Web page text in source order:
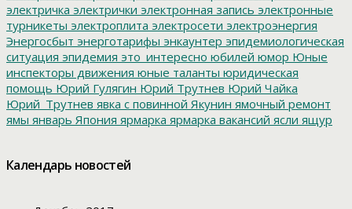
электричка электрички электронная запись электронные
турникеты электроплита электросети электроэнергия
Энергосбыт энерготарифы энкаунтер эпидемиологическая
ситуация эпидемия это_интересно юбилей юмор Юные
инспекторы движения юные таланты юридическая
помощь Юрий Гулягин Юрий Трутнев Юрий Чайка
Юрий_Трутнев явка с повинной Якунин ямочный ремонт
ямы январь Япония ярмарка ярмарка вакансий ясли ящур
Календарь новостей